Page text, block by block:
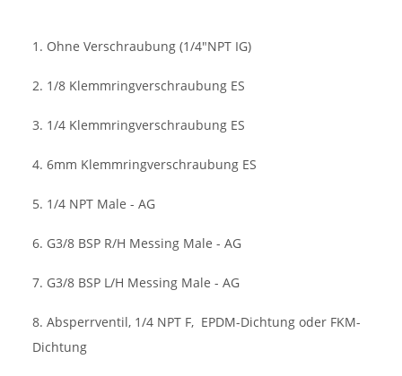
1. Ohne Verschraubung (1/4"NPT IG)
2. 1/8 Klemmringverschraubung ES
3. 1/4 Klemmringverschraubung ES
4. 6mm Klemmringverschraubung ES
5. 1/4 NPT Male - AG
6. G3/8 BSP R/H Messing Male - AG
7. G3/8 BSP L/H Messing Male - AG
8. Absperrventil, 1/4 NPT F, EPDM-Dichtung oder FKM-
Dichtung